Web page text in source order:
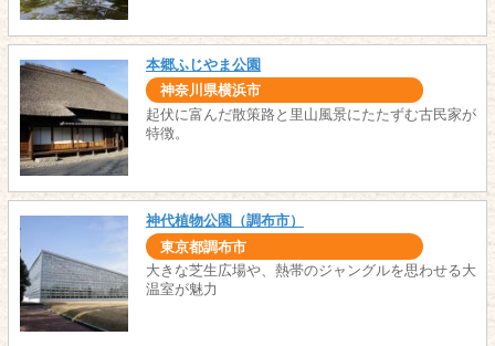
本郷ふじやま公園
神奈川県横浜市
起伏に富んだ散策路と里山風景にたたずむ古民家が
特徴。
神代植物公園（調布市）
東京都調布市
大きな芝生広場や、熱帯のジャングルを思わせる大
温室が魅力